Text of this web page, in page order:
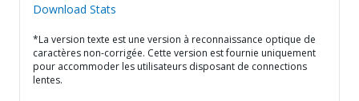
Download Stats
*La version texte est une version à reconnaissance optique de
caractères non-corrigée. Cette version est fournie uniquement
pour accommoder les utilisateurs disposant de connections
lentes.